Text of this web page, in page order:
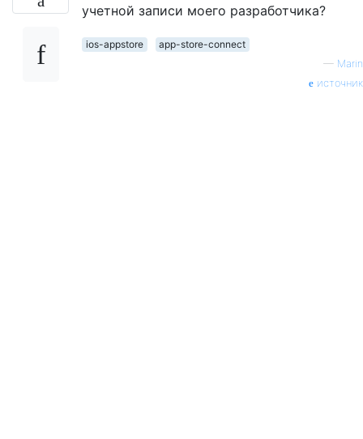
учетной записи моего разработчика?
ios-appstore
app-store-connect
— Marin
источник